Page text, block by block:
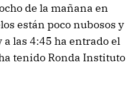
de la mañana en
están poco nubosos y
las 4:45 ha entrado el
tenido Ronda Instituto